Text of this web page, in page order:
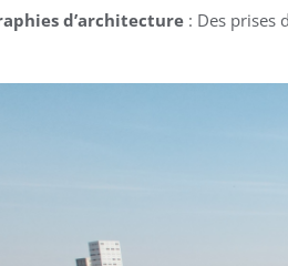
d’architecture: Des prises